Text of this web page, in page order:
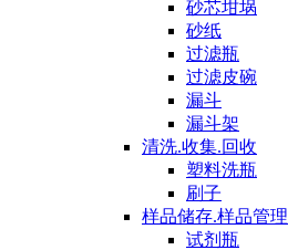
砂芯坩埚
砂纸
过滤瓶
过滤皮碗
漏斗
漏斗架
清洗.收集.回收
塑料洗瓶
刷子
样品储存.样品管理
试剂瓶